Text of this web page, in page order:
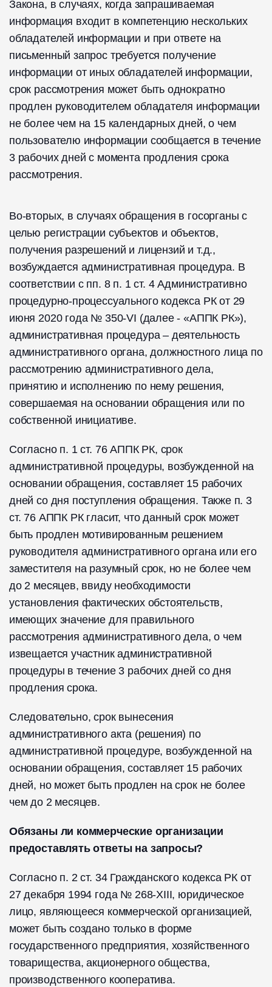
Закона, в случаях, когда запрашиваемая
информация входит в компетенцию нескольких
обладателей информации и при ответе на
письменный запрос требуется получение
информации от иных обладателей информации,
срок рассмотрения может быть однократно
продлен руководителем обладателя информации
не более чем на 15 календарных дней, о чем
пользователю информации сообщается в течение
3 рабочих дней с момента продления срока
рассмотрения.
Во-вторых, в случаях обращения в госорганы с
целью регистрации субъектов и объектов,
получения разрешений и лицензий и т.д.,
возбуждается административная процедура. В
соответствии с пп. 8 п. 1 ст. 4 Административно
процедурно-процессуального кодекса РК от 29
июня 2020 года № 350-VI (далее - «АППК РК»),
административная процедура – деятельность
административного органа, должностного лица по
рассмотрению административного дела,
принятию и исполнению по нему решения,
совершаемая на основании обращения или по
собственной инициативе.
Согласно п. 1 ст. 76 АППК РК, срок
административной процедуры, возбужденной на
основании обращения, составляет 15 рабочих
дней со дня поступления обращения. Также п. 3
ст. 76 АППК РК гласит, что данный срок может
быть продлен мотивированным решением
руководителя административного органа или его
заместителя на разумный срок, но не более чем
до 2 месяцев, ввиду необходимости
установления фактических обстоятельств,
имеющих значение для правильного
рассмотрения административного дела, о чем
извещается участник административной
процедуры в течение 3 рабочих дней со дня
продления срока.
Следовательно, срок вынесения
административного акта (решения) по
административной процедуре, возбужденной на
основании обращения, составляет 15 рабочих
дней, но может быть продлен на срок не более
чем до 2 месяцев.
Обязаны ли коммерческие организации
предоставлять ответы на запросы?
Согласно п. 2 ст. 34 Гражданского кодекса РК от
27 декабря 1994 года № 268-XIII, юридическое
лицо, являющееся коммерческой организацией,
может быть создано только в форме
государственного предприятия, хозяйственного
товарищества, акционерного общества,
производственного кооператива.